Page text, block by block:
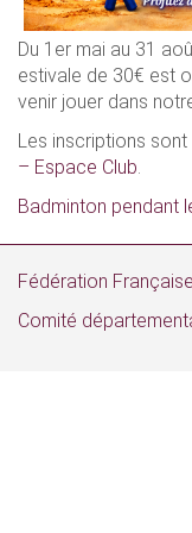
Du 1er mai au 31
estivale de 30€ est
venir jouer dans
Les inscriptions
– Espace Club.
Badminton pendant
Fédération
Comité